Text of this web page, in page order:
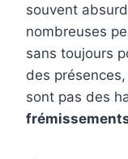
souvent
nombreuses
sans toujours
des
sont pas des